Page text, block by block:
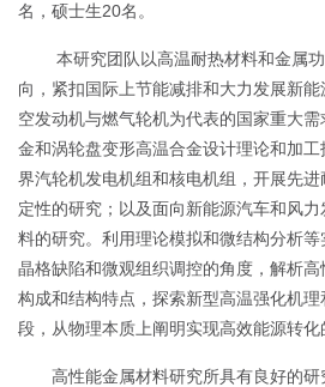
名，硕士生20名。
本研究团队以高温耐热材料和金属
向，紧扣国际上节能减排和大力发展新
空发动机与燃气轮机为代表的国家重大
金和涡轮盘变形高温合金设计理论和加
界汽轮机发电机组和核电机组，开展先
定性的研究；以及面向新能源汽车和风
料的研究。利用理论模拟和微结构分析
晶格缺陷和微观组织调控的角度，解析
构成和结构特点，探索新型高温强化机
段，从物理本质上阐明实现高效能源转化
高性能金属材料研究所具有良好的